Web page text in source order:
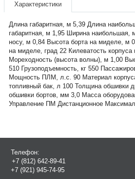
Характеристики
Длина габаритная, м 5,39 Длина
габаритная, м 1,95 Ширина наибольшая,
носу, м 0,84 Высота борта на миделе, м
на миделе, град 22 Килеватость корпуса
Мореходность (высота волны), м 1,00
510 Грузоподъемность, кг 550
Мощность ПЛМ, л.с. 90 Материал
топливный бак, л 100 Толщина обшивки
обшивки бортов, мм 3,0 Масса
Управление ПМ Дистанционное
Телефон:
+7 (812) 642-89-41
+7 (921) 945-74-95